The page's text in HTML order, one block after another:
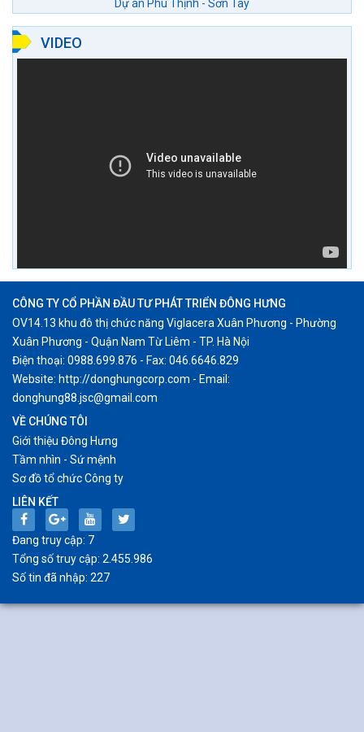
Dự án Phú Thịnh - Sơn Tây
VIDEO
CÔNG TY CỔ PHẦN ĐẦU TƯ PHÁT TRIỂN ĐÔNG HƯNG
OV14.13 khu đô thị chức năng Viglacera Xuân Phương - Phường
Xuân Phương - Quận Nam Từ Liêm - TP. Hà Nội
Điện thoại: 0988.699.876 - Fax: 046.6646.829
Website: http://donghungcorp.com - Email:
donghung88.jsc@gmail.com
VỀ CHÚNG TÔI
Giới thiệu Đông Hưng
Tầm nhìn - Sứ mệnh
Sơ đồ tổ chức Công ty
LIÊN KẾT
Đang truy cập: 7
Tổng số truy cập: 2.455.986
Số tin đã nhập: 227